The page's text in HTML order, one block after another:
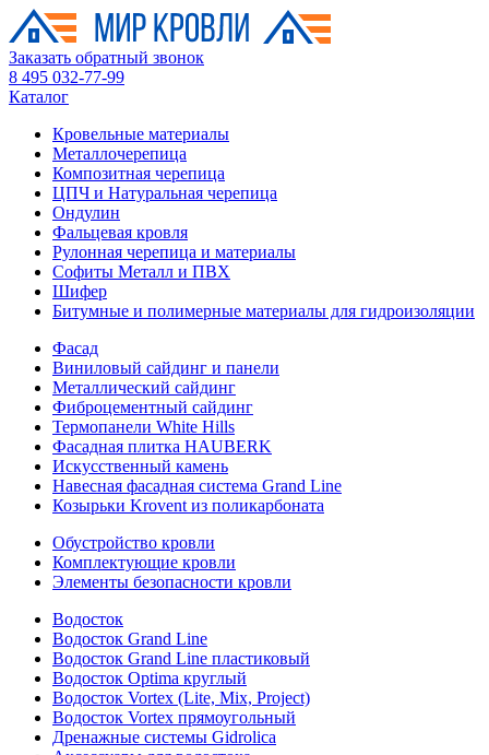
Заказать обратный звонок
8 495 032-77-99
Каталог
Кровельные материалы
Металлочерепица
Композитная черепица
ЦПЧ и Натуральная черепица
Ондулин
Фальцевая кровля
Рулонная черепица и материалы
Софиты Металл и ПВХ
Шифер
Битумные и полимерные материалы для гидроизоляции
Фасад
Виниловый сайдинг и панели
Металлический сайдинг
Фиброцементный сайдинг
Термопанели White Hills
Фасадная плитка HAUBERK
Искусственный камень
Навесная фасадная система Grand Line
Козырьки Krovent из поликарбоната
Обустройство кровли
Комплектующие кровли
Элементы безопасности кровли
Водосток
Водосток Grand Line
Водосток Grand Line пластиковый
Водосток Optima круглый
Водосток Vortex (Lite, Mix, Project)
Водосток Vortex прямоугольный
Дренажные системы Gidrolica